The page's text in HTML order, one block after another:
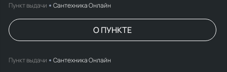
Пункт выдачи Сантехника Онлайн
О ПУНКТЕ
Пункт выдачи Сантехника Онлайн